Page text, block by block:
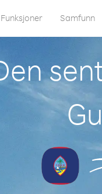
Funksjoner Samfunn